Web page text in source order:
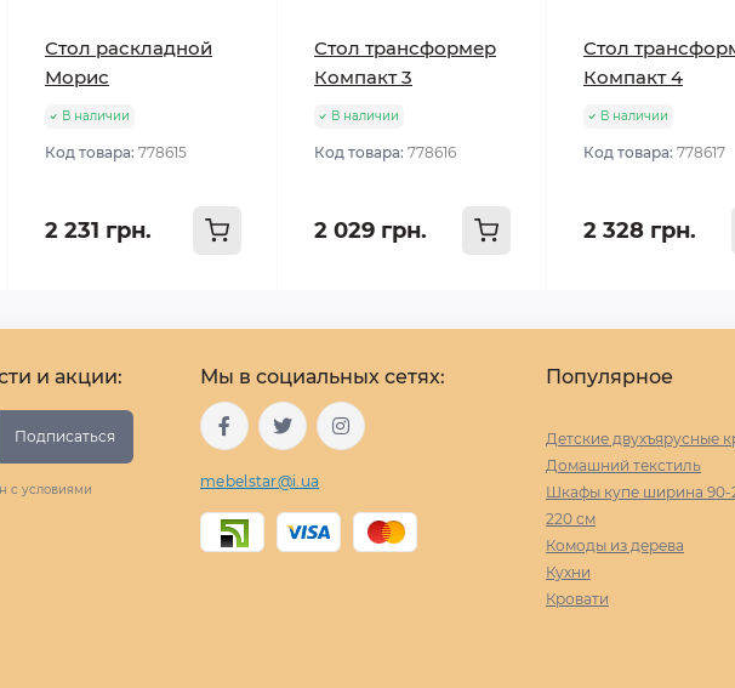
Стол раскладной
Морис
В наличии
Код товара: 778615
2 231 грн.
Стол трансформер
Компакт 3
В наличии
Код товара: 778616
2 029 грн.
Стол
Компакт 4
В наличии
Код товара: 778617
2 328 грн.
и акции:
Подписаться
с условиями
Мы в социальных сетях:
mebelstar@i.ua
Популярное
Детские двухъярусные
Домашний текстиль
Шкафы купе ширина 90-
220 cм
Комоды из дерева
Кухни
Кровати